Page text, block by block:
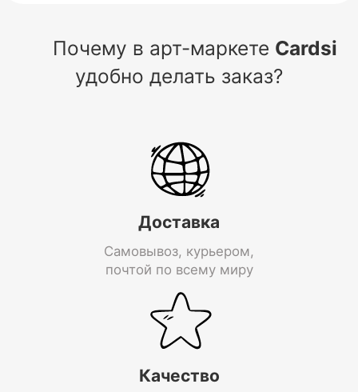
Почему в арт-маркете Cardsi
удобно делать заказ?
Доставка
Самовывоз, курьером,
почтой по всему миру
Качество